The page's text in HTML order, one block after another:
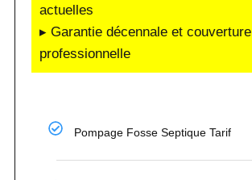
actuelles
▸ Garantie décennale et couverture
professionnelle
Pompage Fosse Septique Tarif